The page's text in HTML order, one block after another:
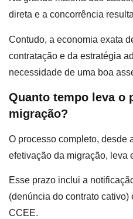
direta e a concorrência
Contudo, a economia exata
contratação e da estratégia
necessidade de uma boa
Quanto tempo leva o
migração?
O processo completo, desde
efetivação da migração, leva
Esse prazo inclui a
(denúncia do contrato
CCEE.